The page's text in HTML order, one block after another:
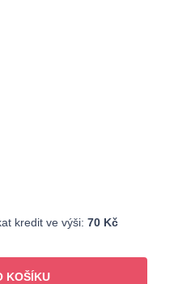
kredit ve výši: 70 Kč
KOŠÍKU